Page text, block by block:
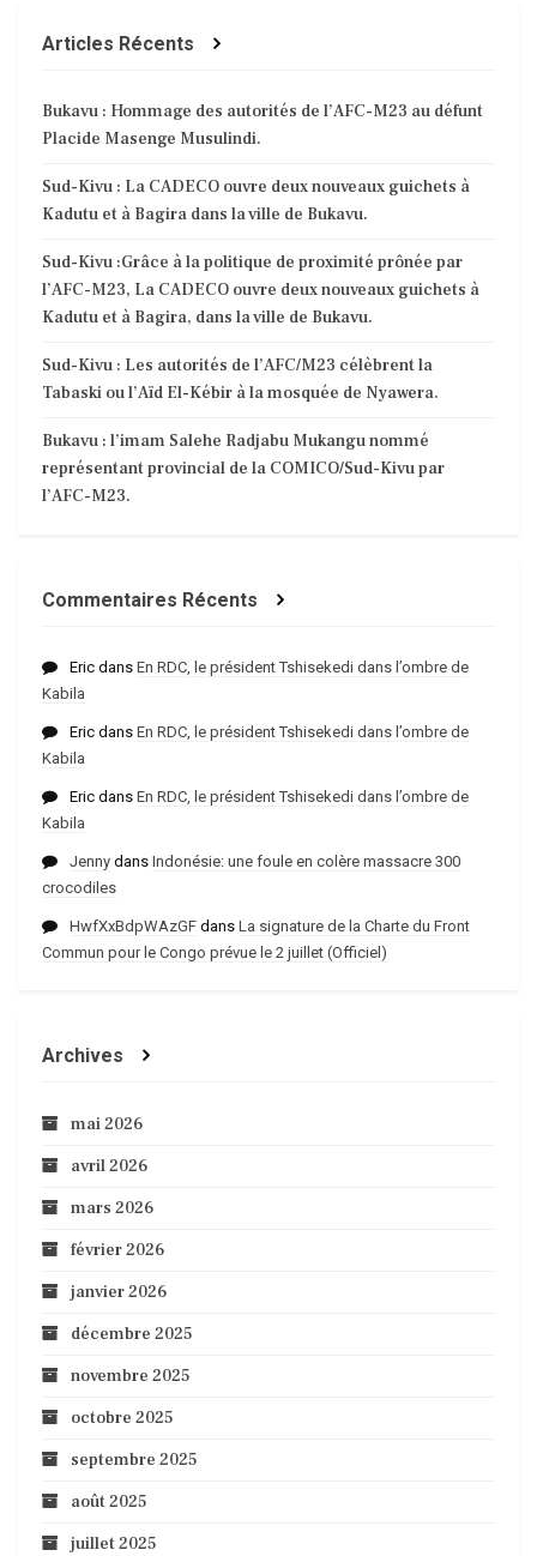
Articles Récents
Bukavu : Hommage des autorités de l’AFC-M23 au défunt
Placide Masenge Musulindi.
Sud-Kivu : La CADECO ouvre deux nouveaux guichets à
Kadutu et à Bagira dans la ville de Bukavu.
Sud-Kivu :Grâce à la politique de proximité prônée par
l’AFC-M23, La CADECO ouvre deux nouveaux guichets à
Kadutu et à Bagira, dans la ville de Bukavu.
Sud-Kivu : Les autorités de l’AFC/M23 célèbrent la
Tabaski ou l’Aïd El-Kébir à la mosquée de Nyawera.
Bukavu : l’imam Salehe Radjabu Mukangu nommé
représentant provincial de la COMICO/Sud-Kivu par
l’AFC-M23.
Commentaires Récents
Eric dans En RDC, le président Tshisekedi dans l’ombre de
Kabila
Eric dans En RDC, le président Tshisekedi dans l’ombre de
Kabila
Eric dans En RDC, le président Tshisekedi dans l’ombre de
Kabila
Jenny dans Indonésie: une foule en colère massacre 300
crocodiles
HwfXxBdpWAzGF dans La signature de la Charte du Front
Commun pour le Congo prévue le 2 juillet (Officiel)
Archives
mai 2026
avril 2026
mars 2026
février 2026
janvier 2026
décembre 2025
novembre 2025
octobre 2025
septembre 2025
août 2025
juillet 2025